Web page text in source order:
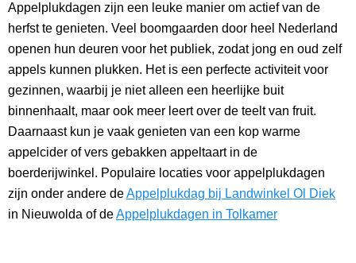
Appelplukdagen zijn een leuke manier om actief van de
herfst te genieten. Veel boomgaarden door heel Nederland
openen hun deuren voor het publiek, zodat jong en oud zelf
appels kunnen plukken. Het is een perfecte activiteit voor
gezinnen, waarbij je niet alleen een heerlijke buit
binnenhaalt, maar ook meer leert over de teelt van fruit.
Daarnaast kun je vaak genieten van een kop warme
appelcider of vers gebakken appeltaart in de
boerderijwinkel. Populaire locaties voor appelplukdagen
zijn onder andere deAppelplukdag bij Landwinkel Ol Diek
in Nieuwolda of deAppelplukdagen in Tolkamer